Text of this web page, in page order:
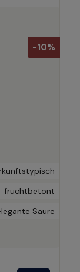
-10%
fruchtbetont
Säure